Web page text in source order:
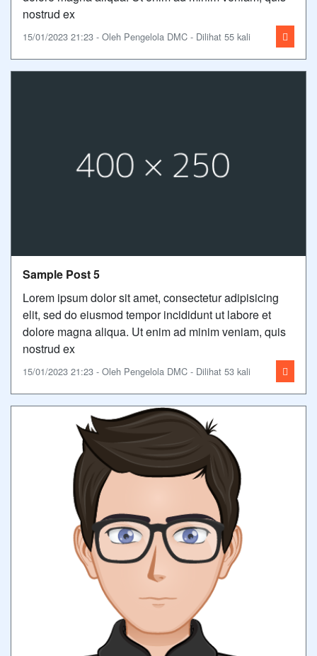
nostrud ex
15/01/2023 21:23 - Oleh Pengelola DMC - Dilihat 55 kali
Sample Post 5
Lorem ipsum dolor sit amet, consectetur adipisicing
elit, sed do eiusmod tempor incididunt ut labore et
dolore magna aliqua. Ut enim ad minim veniam, quis
nostrud ex
15/01/2023 21:23 - Oleh Pengelola DMC - Dilihat 53 kali